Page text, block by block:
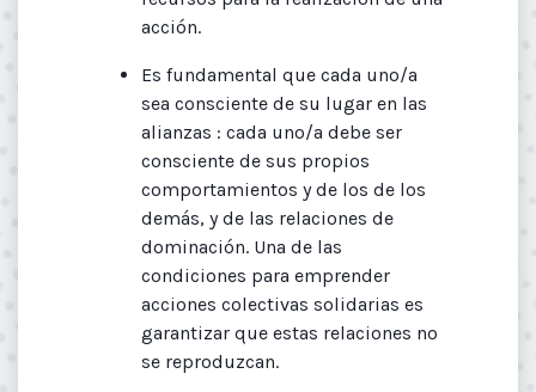
acción.
Es fundamental que cada uno/a
sea consciente de su lugar en las
alianzas : cada uno/a debe ser
consciente de sus propios
comportamientos y de los de los
demás, y de las relaciones de
dominación. Una de las
condiciones para emprender
acciones colectivas solidarias es
garantizar que estas relaciones no
se reproduzcan.